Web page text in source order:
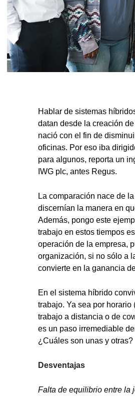
Hablar de sistemas
datan desde la creación
nació con el fin de
oficinas. Por eso iba
para algunos, reporta un
IWG plc, antes Regus.
La comparación nace de
discernían la manera en
Además, pongo este
trabajo en estos tiempos
operación de la empresa,
organización, si no sólo a
convierte en la ganancia
En el sistema híbrido
trabajo. Ya sea por
trabajo a distancia o de
es un paso irremediable
¿Cuáles son unas y otras?
Desventajas
Falta de equilibrio entre la